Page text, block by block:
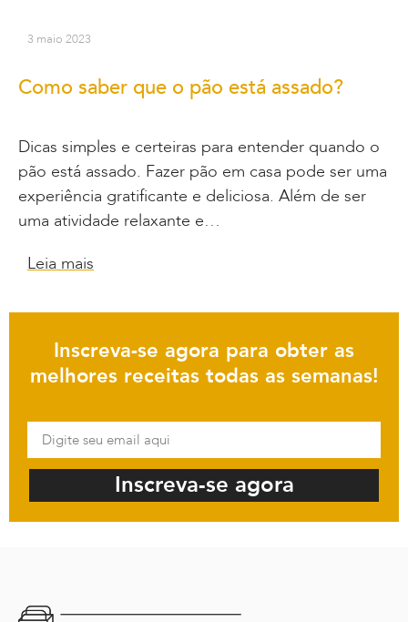
3 maio 2023
Como saber que o pão está assado?
Dicas simples e certeiras para entender quando o
pão está assado. Fazer pão em casa pode ser uma
experiência gratificante e deliciosa. Além de ser
uma atividade relaxante e…
Leia mais
Inscreva-se agora para obter as
melhores receitas todas as semanas!
Inscreva-se agora